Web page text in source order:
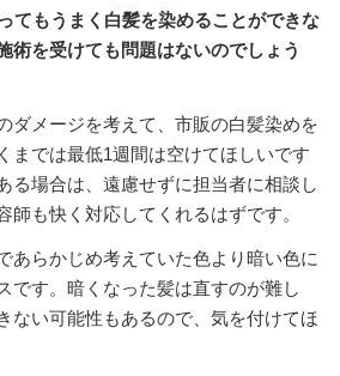
てもうまく白髪を染めることができな
術を受けても問題はないのでしょう
ダメージを考えて、市販の白髪染めを
までは最低1週間は空けてほしいです
る場合は、遠慮せずに担当者に相談し
師も快く対応してくれるはずです。
あらかじめ考えていた色より暗い色に
です。暗くなった髪は直すのが難し
ない可能性もあるので、気を付けてほ